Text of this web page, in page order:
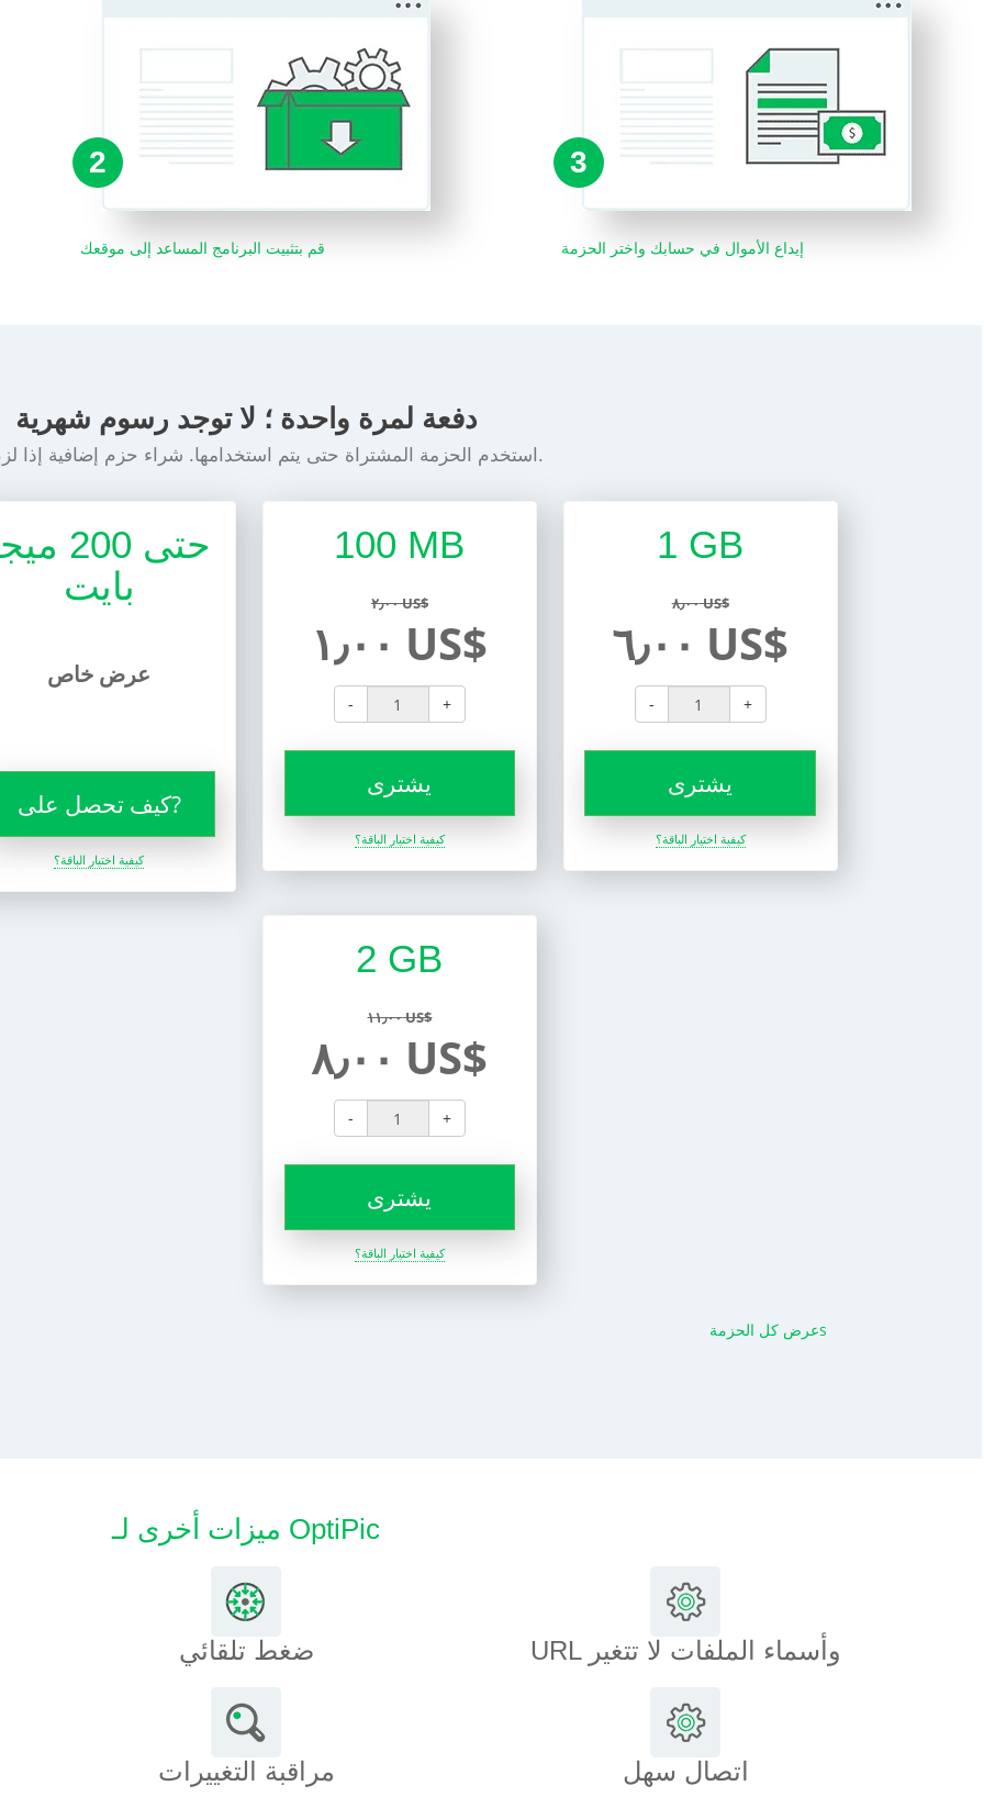
2
قم بتثبيت البرنامج المساعد إلى موقعك
3
إيداع الأموال في حسابك واختر الحزمة
دفعة لمرة واحدة ؛ لا توجد رسوم شهرية
استخدم الحزمة المشتراة حتى يتم استخدامها. شراء حزم إضافية إذا لزم الأمر.
حتى 200
بايت
عرض خاص
كيف تحصل على?
كيفية اختيار الباقة؟
100 MB
٢٫٠٠ US$
١٫٠٠ US$
- +
يشترى
كيفية اختيار الباقة؟
1 GB
٨٫٠٠ US$
٦٫٠٠ US$
- +
يشترى
كيفية اختيار الباقة؟
2 GB
١١٫٠٠ US$
٨٫٠٠ US$
- +
يشترى
كيفية اختيار الباقة؟
عرض كل الحزمةs
ميزات أخرى لـ OptiPic
ضغط تلقائي URL وأسماء الملفات لا تتغير
مراقبة التغييرات اتصال سهل